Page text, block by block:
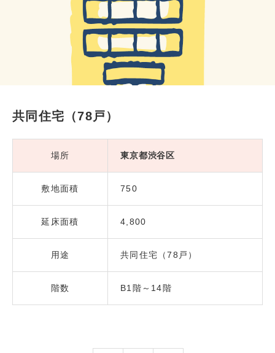
共同住宅（78戸）
場所 東京都渋谷区
敷地面積 750
延床面積 4,800
用途 共同住宅（78戸）
階数 B1階～14階